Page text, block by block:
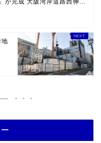
が完成 大阪湾岸道路西伸...